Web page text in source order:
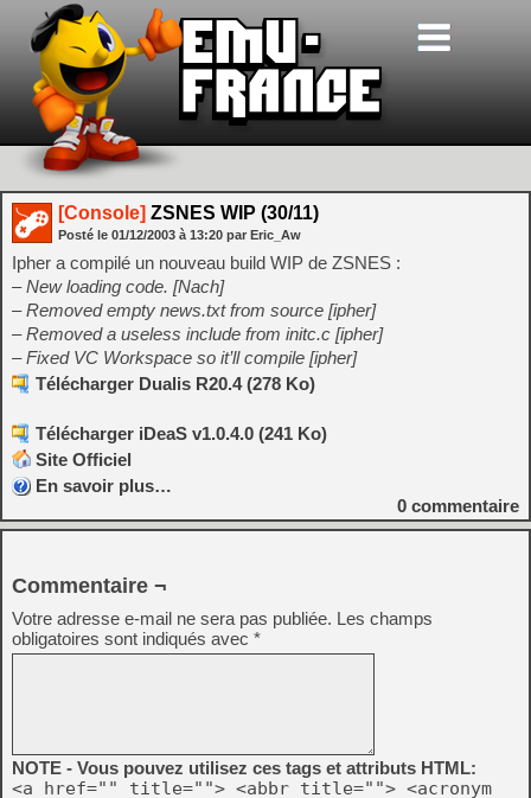
[Console] ZSNES WIP (30/11)
Posté le 01/12/2003 à 13:20 par Eric_Aw
Ipher a compilé un nouveau build WIP de ZSNES :
– New loading code. [Nach]
– Removed empty news.txt from source [ipher]
– Removed a useless include from initc.c [ipher]
– Fixed VC Workspace so it’ll compile [ipher]
Télécharger Dualis R20.4 (278 Ko)
Télécharger iDeaS v1.0.4.0 (241 Ko)
Site Officiel
En savoir plus…
0 commentaire
Commentaire ¬
Votre adresse e-mail ne sera pas publiée. Les champs
obligatoires sont indiqués avec *
NOTE - Vous pouvez utilisez ces tags et attributs HTML:
<a href="" title=""> <abbr title=""> <acronym